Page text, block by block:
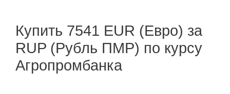
Купить 7541 EUR (Евро) за
RUP (Рубль ПМР) по курсу
Агропромбанка